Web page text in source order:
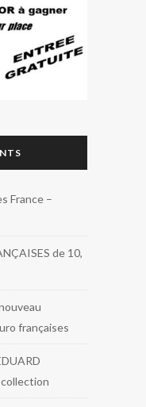
France –
de 10,
françaises